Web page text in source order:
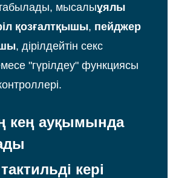
табылады, мысалыұялы
қозғалтқышы, пейджер
, дірілдейтін секс
"гүрілдеу" функциясы
кең ауқымында
кері